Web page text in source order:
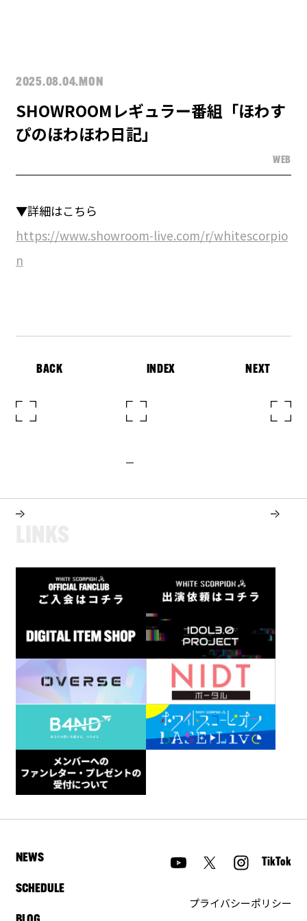
2025.08.04.MON
SHOWROOMレギュラー番組「ほわす
ぴのほわほわ日記」
WEB
▼詳細はこちら
https://www.showroom-live.com/r/whitescorpio
n
BACK INDEX NEXT
NEWS
SCHEDULE
TikTok
プライバシーポリシー